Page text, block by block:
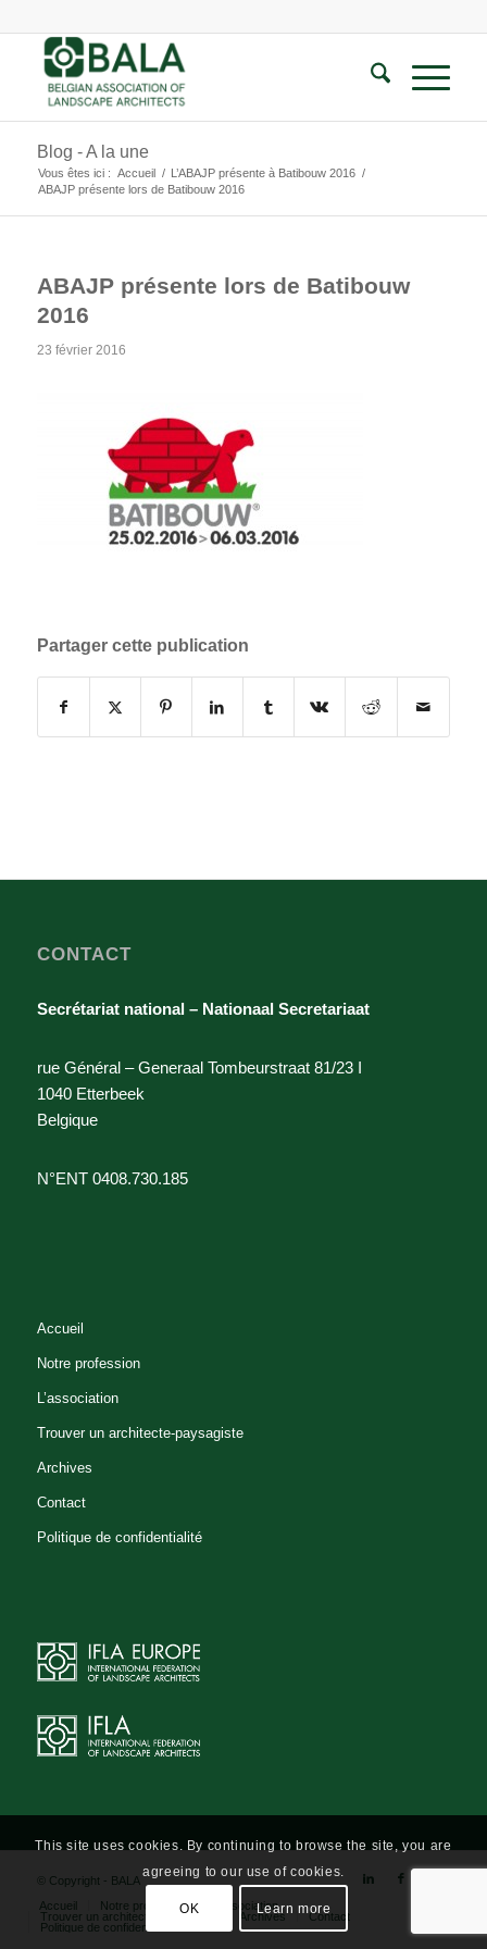
Blog - A la une
Vous êtes ici : Accueil / L’ABAJP présente à Batibouw 2016 /
ABAJP présente lors de Batibouw 2016
ABAJP présente lors de Batibouw
2016
23 février 2016
Partager cette publication
CONTACT
Secrétariat national – Nationaal Secretariaat
rue Général – Generaal Tombeurstraat 81/23 I
1040 Etterbeek
Belgique
N°ENT 0408.730.185
Accueil
Notre profession
L’association
Trouver un architecte-paysagiste
Archives
Contact
Politique de confidentialité
© Copyright - BALA
Accueil
Notre profession
L’association
Trouver un architecte-paysagiste
Archives
Contact
Politique de confidentialité
This site uses cookies. By continuing to browse the site, you are
agreeing to our use of cookies.
OK Learn more